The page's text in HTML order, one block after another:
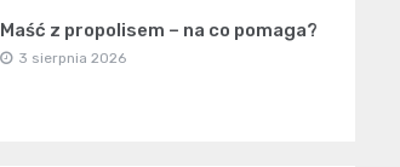
Maść z propolisem – na co pomaga?
3 sierpnia 2026